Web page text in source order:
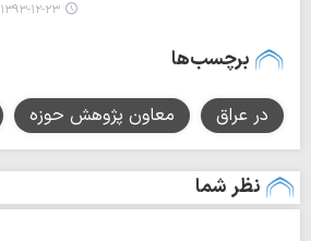
۱۳۹۳-۱۲-۲۳ ۰۳:۰۱
برچسب‌ها
در عراق معاون پژوهش حوزه
نظر شما